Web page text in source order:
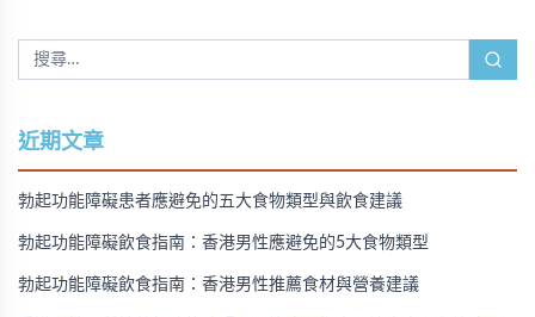
近期文章
勃起功能障礙患者應避免的五大食物類型與飲食建議
勃起功能障礙飲食指南：香港男性應避免的5大食物類型
勃起功能障礙飲食指南：香港男性推薦食材與營養建議